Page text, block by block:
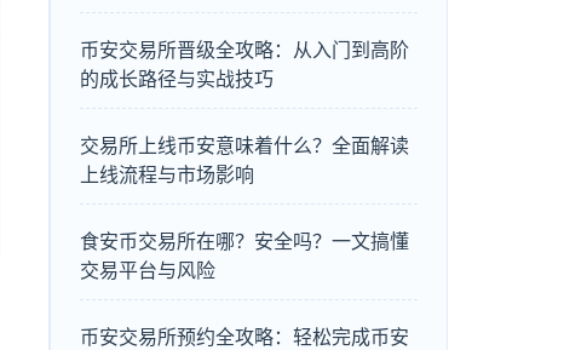
币安交易所晋级全攻略：从入门到高阶
的成长路径与实战技巧
交易所上线币安意味着什么？全面解读
上线流程与市场影响
食安币交易所在哪？安全吗？一文搞懂
交易平台与风险
币安交易所预约全攻略：轻松完成币安